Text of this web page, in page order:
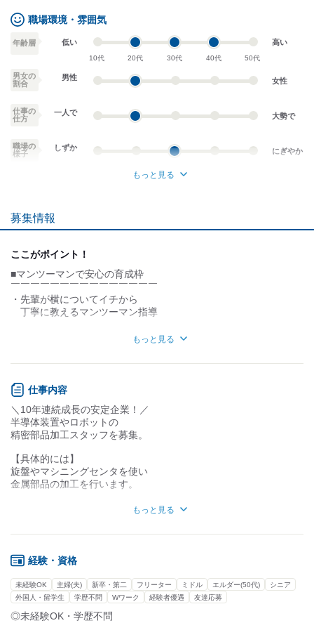
・勤続手当
・出張手当 など
◆入社3年目/未経験
…月給22万円＋賞与＋諸手当
◆入社2年目/経験者
…月給32万円＋賞与＋諸手当
【年収例】
(経験者)
年収450万円～550万円
試用期間3ヶ月/時給:1300円～
職場環境・雰囲気
年齢層 低い
10代 20代 30代 40代 50代
高い
男女の
割合
男性 女性
仕事の
仕方
一人で 大勢で
職場の
様子
しずか にぎやか
個性が生かせる
デスクワーク
お客様との対話が
少ない
力仕事が少ない
もっと見る
募集情報
ここがポイント！
■マンツーマンで安心の育成枠
￣￣￣￣￣￣￣￣￣￣￣￣￣￣￣
・先輩が横についてイチから
丁寧に教えるマンツーマン指導
正社員デビューの先輩も活躍中
最新設備が揃う快適な環境で
一生モノの技術が身につきます！
￣￣￣￣￣￣￣￣￣￣￣￣￣￣￣
・土日祝休みに加えてＧＷや
夏期・年末年始の長期連休あり
・お子さんの学校行事などでも
増員にも積極的に取り組む社風
仕事もプライベートも大切に
メリハリをつけて働ける職場です！
■10年連続で売上UPの安定企業
もっと見る
仕事内容
＼10年連続成長の安定企業！／
半導体装置やロボットの
精密部品加工スタッフを募集。
【具体的には】
旋盤やマシニングセンタを使い
金属部品の加工を行います。
穴あけから仕上げまでの工程をお任せします！
まずは先輩のサポートなど
着実にスキルを磨けます。
「この機械操作に挑戦したい」
「この加工をやってみたい」という希望にも
柔軟に対応可能です！
もっと見る
経験・資格
未経験OK 主婦(夫) 新卒・第二 フリーター ミドル エルダー(50代)
シニア
外国人・留学生
学歴不問 Wワーク 経験者優遇 友達応募
◎未経験OK・学歴不問